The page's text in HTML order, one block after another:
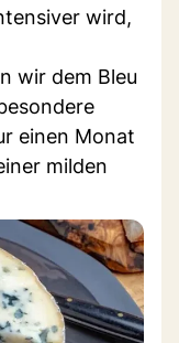
wird,
wir dem Bleu
einen Monat
milden